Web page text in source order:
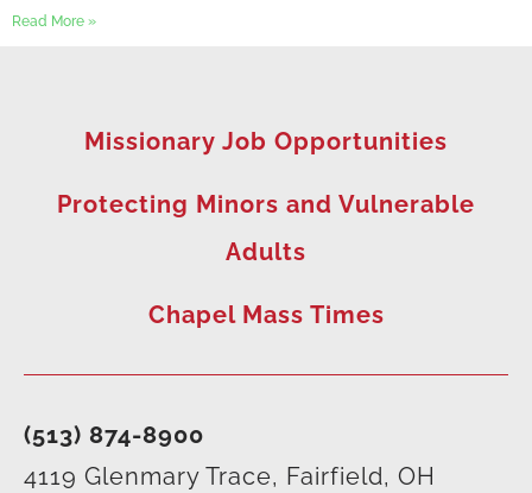
Read More »
(513) 874-8900
4119 Glenmary Trace, Fairfield, OH
Missionary Job Opportunities
Protecting Minors and Vulnerable
Adults
Chapel Mass Times